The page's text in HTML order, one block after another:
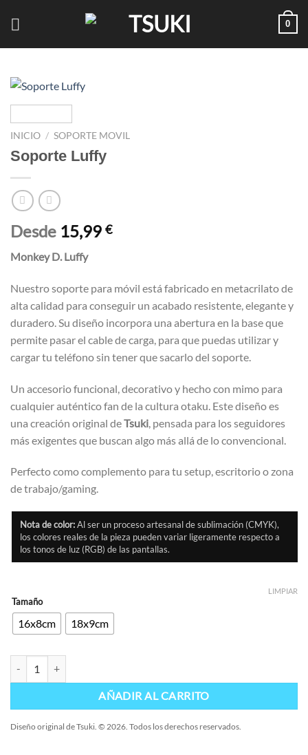
0
INICIO / SOPORTE MOVIL
Soporte Luffy
Desde 15,99 €
Monkey D. Luffy
Nuestro soporte para móvil está fabricado en metacrilato de
alta calidad para conseguir un acabado resistente, elegante y
duradero. Su diseño incorpora una abertura en la base que
permite pasar el cable de carga, para que puedas utilizar y
cargar tu teléfono sin tener que sacarlo del soporte.
Un accesorio funcional, decorativo y hecho con mimo para
cualquier auténtico fan de la cultura otaku. Este diseño es
una creación original deTsuki , pensada para los seguidores
más exigentes que buscan algo más allá de lo convencional.
Perfecto como complemento para tu setup, escritorio o zona
de trabajo/gaming.
Nota de color:Al ser un proceso artesanal de sublimación (CMYK),
los colores reales de la pieza pueden variar ligeramente respecto a
los tonos de luz (RGB) de las pantallas.
Tamaño
16x8cm 18x9cm
LIMPIAR
AÑADIR AL CARRITO
Diseño original de Tsuki. © 2026. Todos los derechos reservados.